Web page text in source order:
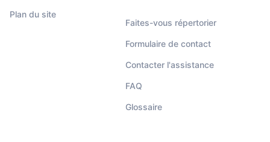
Plan du site
Faites-vous répertorier
Formulaire de contact
Contacter l'assistance
FAQ
Glossaire